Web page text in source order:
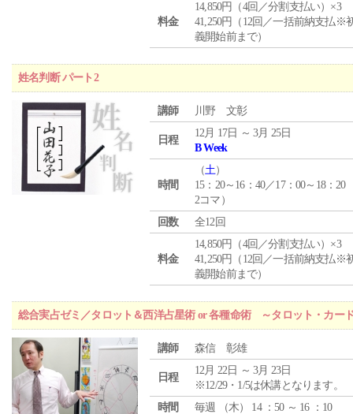
料金
14,850円（4回／分割支払い）×3
41,250円（12回／一括前納支払※
義開始前まで）
姓名判断 パート2
講師 川野 文彰
日程
12月 17日 ～ 3月 25日
B Week
時間
（土）
15：20～16：40／17：00～18：20
2コマ）
回数
全12回
料金
14,850円（4回／分割支払い）×3
41,250円（12回／一括前納支払※
義開始前まで）
総合実占ゼミ／タロット＆西洋占星術 or 各種命術 ～タロット・カー
講師 森信 彰雄
日程
12月 22日 ～ 3月 23日
※12/29・1/5は休講となります。
時間
毎週 （木） 14 ：50 ～ 16 ：10